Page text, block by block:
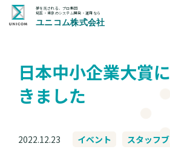
夢を託される、プロ集団
埼玉・東京のシステム開発・運用なら
ユニコム株式会社
日本中小企業大賞
きました
2022.12.23 イベント スタッフ